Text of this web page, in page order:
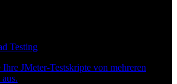
Testing
Ihre JMeter-Testskripte von mehreren